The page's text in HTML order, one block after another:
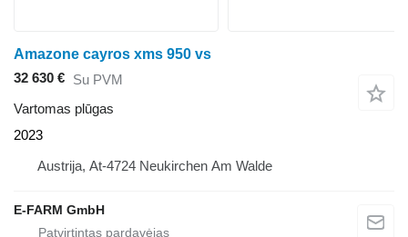
Amazone cayros xms 950 vs
32 630 € Su PVM
Vartomas plūgas
2023
Austrija, At-4724 Neukirchen Am Walde
E-FARM GmbH